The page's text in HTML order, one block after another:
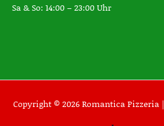
Sa & So: 14:00 – 23:00 Uhr
Copyright © 2026 Romantica Pizzeria |